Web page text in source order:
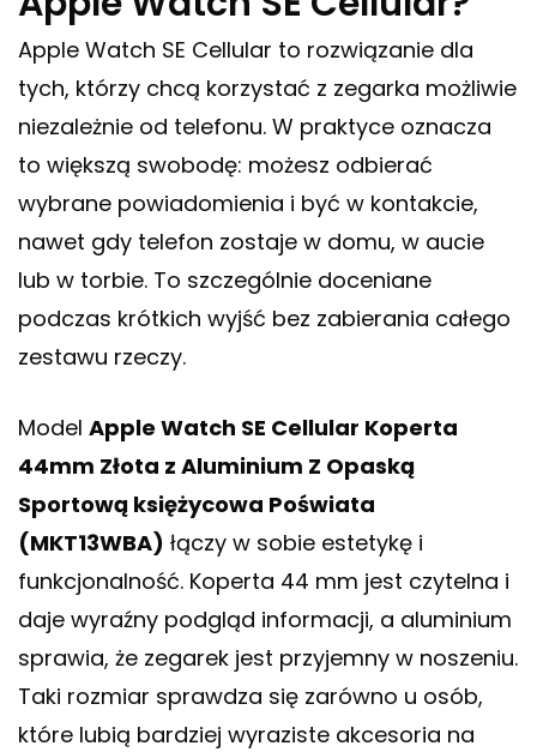
Apple Watch SE Cellular to rozwiązanie dla
tych, którzy chcą korzystać z zegarka możliwie
niezależnie od telefonu. W praktyce oznacza
to większą swobodę: możesz odbierać
wybrane powiadomienia i być w kontakcie,
nawet gdy telefon zostaje w domu, w aucie
lub w torbie. To szczególnie doceniane
podczas krótkich wyjść bez zabierania całego
zestawu rzeczy.
Model Apple Watch SE Cellular Koperta
44mm Złota z Aluminium Z Opaską
Sportową księżycowa Poświata
(MKT13WBA) łączy w sobie estetykę i
funkcjonalność. Koperta 44 mm jest czytelna i
daje wyraźny podgląd informacji, a aluminium
sprawia, że zegarek jest przyjemny w noszeniu.
Taki rozmiar sprawdza się zarówno u osób,
które lubią bardziej wyraziste akcesoria na